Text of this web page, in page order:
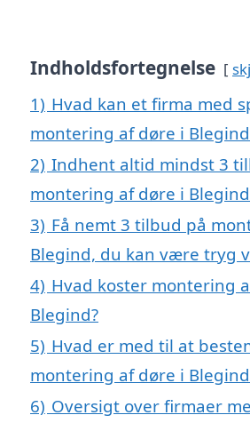
Indholdsfortegnelse
1) Hvad kan et firma med
montering af døre i
2) Indhent altid mindst 3
montering af døre i Blegind
3) Få nemt 3 tilbud på
Blegind, du kan være tryg
4) Hvad koster montering
Blegind?
5) Hvad er med til at
montering af døre i
6) Oversigt over firmaer